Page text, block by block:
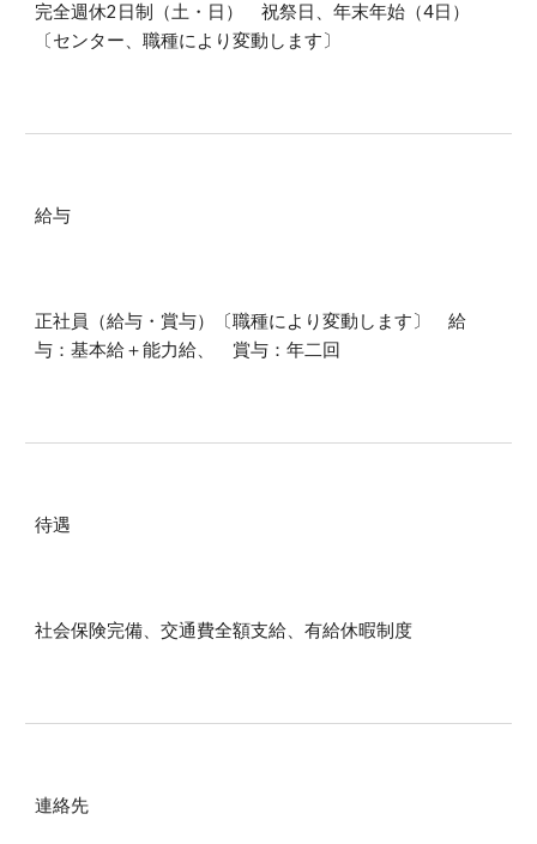
完全週休2日制（土・日） 祝祭日、年末年始（4日）
〔センター、職種により変動します〕
給与
正社員（給与・賞与）〔職種により変動します〕 給
与：基本給＋能力給、 賞与：年二回
待遇
社会保険完備、交通費全額支給、有給休暇制度
連絡先